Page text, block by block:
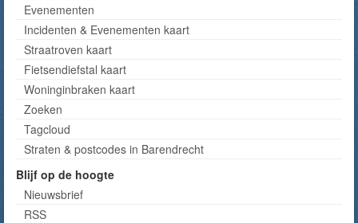
Evenementen
Incidenten & Evenementen kaart
Straatroven kaart
Fietsendiefstal kaart
Woninginbraken kaart
Zoeken
Tagcloud
Straten & postcodes in Barendrecht
Blijf op de hoogte
Nieuwsbrief
RSS